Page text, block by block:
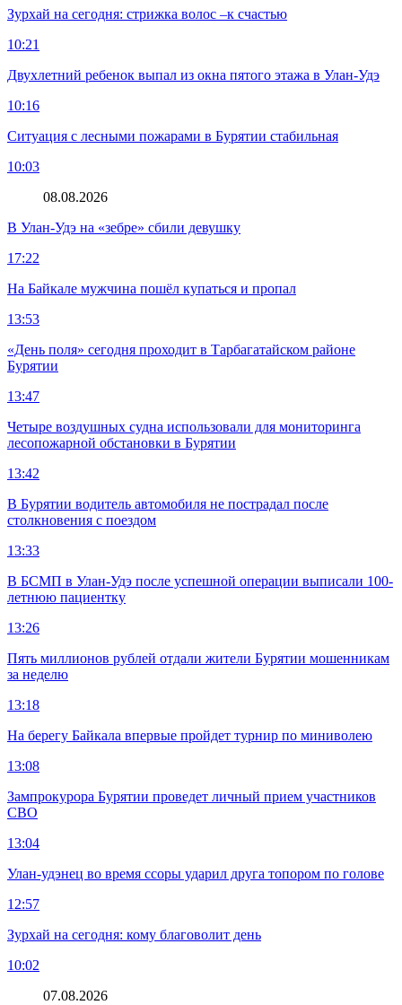
Зурхай на сегодня: стрижка волос –к счастью
10:21
Двухлетний ребенок выпал из окна пятого этажа в Улан-Удэ
10:16
Ситуация с лесными пожарами в Бурятии стабильная
10:03
08.08.2026
В Улан-Удэ на «зебре» сбили девушку
17:22
На Байкале мужчина пошёл купаться и пропал
13:53
«День поля» сегодня проходит в Тарбагатайском районе
Бурятии
13:47
Четыре воздушных судна использовали для мониторинга
лесопожарной обстановки в Бурятии
13:42
В Бурятии водитель автомобиля не пострадал после
столкновения с поездом
13:33
В БСМП в Улан-Удэ после успешной операции выписали 100-
летнюю пациентку
13:26
Пять миллионов рублей отдали жители Бурятии мошенникам
за неделю
13:18
На берегу Байкала впервые пройдет турнир по миниволею
13:08
Зампрокурора Бурятии проведет личный прием участников
СВО
13:04
Улан-удэнец во время ссоры ударил друга топором по голове
12:57
Зурхай на сегодня: кому благоволит день
10:02
07.08.2026